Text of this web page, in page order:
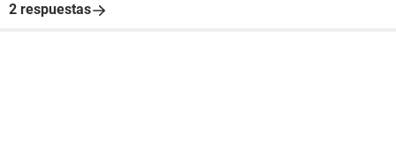
2 respuestas